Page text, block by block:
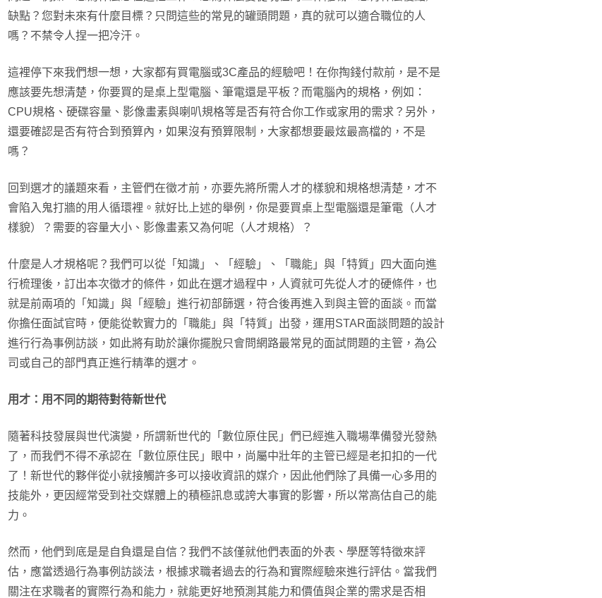
缺點？您對未來有什麼目標？只問這些的常見的罐頭問題，真的就可以適合職位的人
嗎？不禁令人捏一把冷汗。
這裡停下來我們想一想，大家都有買電腦或3C產品的經驗吧！在你掏錢付款前，是不是
應該要先想清楚，你要買的是桌上型電腦、筆電還是平板？而電腦內的規格，例如：
CPU規格、硬碟容量、影像畫素與喇叭規格等是否有符合你工作或家用的需求？另外，
還要確認是否有符合到預算內，如果沒有預算限制，大家都想要最炫最高檔的，不是
嗎？
回到選才的議題來看，主管們在徵才前，亦要先將所需人才的樣貌和規格想清楚，才不
會陷入鬼打牆的用人循環裡。就好比上述的舉例，你是要買桌上型電腦還是筆電（人才
樣貌）？需要的容量大小、影像畫素又為何呢（人才規格）？
什麼是人才規格呢？我們可以從「知識」、「經驗」、「職能」與「特質」四大面向進
行梳理後，訂出本次徵才的條件，如此在選才過程中，人資就可先從人才的硬條件，也
就是前兩項的「知識」與「經驗」進行初部篩選，符合後再進入到與主管的面談。而當
你擔任面試官時，便能從軟實力的「職能」與「特質」出發，運用STAR面談問題的設計
進行行為事例訪談，如此將有助於讓你擺脫只會問網路最常見的面試問題的主管，為公
司或自己的部門真正進行精準的選才。
用才：用不同的期待對待新世代
隨著科技發展與世代演變，所謂新世代的「數位原住民」們已經進入職場準備發光發熱
了，而我們不得不承認在「數位原住民」眼中，尚屬中壯年的主管已經是老扣扣的一代
了！新世代的夥伴從小就接觸許多可以接收資訊的媒介，因此他們除了具備一心多用的
技能外，更因經常受到社交媒體上的積極訊息或誇大事實的影響，所以常高估自己的能
力。
然而，他們到底是是自負還是自信？我們不該僅就他們表面的外表、學歷等特徵來評
估，應當透過行為事例訪談法，根據求職者過去的行為和實際經驗來進行評估。當我們
關注在求職者的實際行為和能力，就能更好地預測其能力和價值與企業的需求是否相